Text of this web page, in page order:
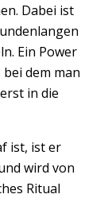
Dabei ist
Ein Power
bei dem man
in die
ist, ist er
wird von
Ritual